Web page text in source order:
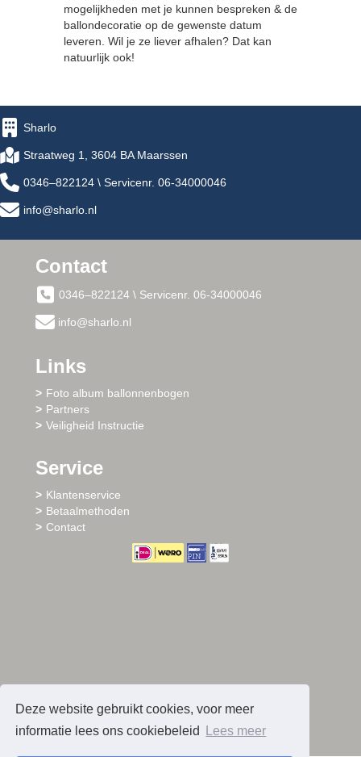
Deze website gebruikt cookies, voor meer
informatie lees ons cookiebeleid
Lees meer
mogelijkheden met je kunnen bespreken & de
ballondecoratie op de gewenste datum
leveren. Wil je ze liever afhalen? Dat kan
natuurlijk ook!
Sharlo
Straatweg 1, 3604 BA Maarssen
0346–822124 \ Servicenr. 06-34000046
info@sharlo.nl
Contact
0346–822124 \ Servicenr. 06-34000046
info@sharlo.nl
Links
Foto album ballonnenbogen
Partners
Veiligheid Instructie
Service
Klantenservice
Betaalmethoden
Contact